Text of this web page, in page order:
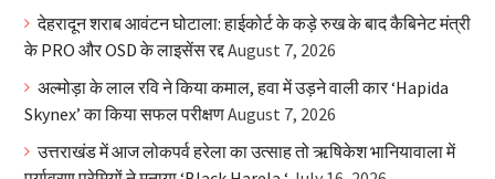
देहरादून शराब आवंटन घोटाला: हाईकोर्ट के कड़े रुख के बाद कैबिनेट मंत्री
के PRO और OSD के लाइसेंस रद्दAugust 7, 2026
अल्मोड़ा के लाल रवि ने किया कमाल, हवा में उड़ने वाली कार ‘Hapida
Skynex’ का किया सफल परीक्षणAugust 7, 2026
उत्तराखंड में आज लोकपर्व हरेला का उत्साह तो ऋषिकेश भानियावाला में